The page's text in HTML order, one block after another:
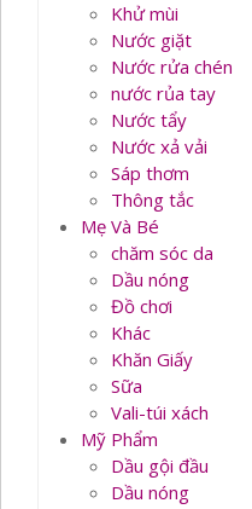
Khử mùi
Nước giặt
Nước rửa chén
nước rủa tay
Nước tẩy
Nước xả vải
Sáp thơm
Thông tắc
Mẹ Và Bé
chăm sóc da
Dầu nóng
Đồ chơi
Khác
Khăn Giấy
Sữa
Vali-túi xách
Mỹ Phẩm
Dầu gội đầu
Dầu nóng